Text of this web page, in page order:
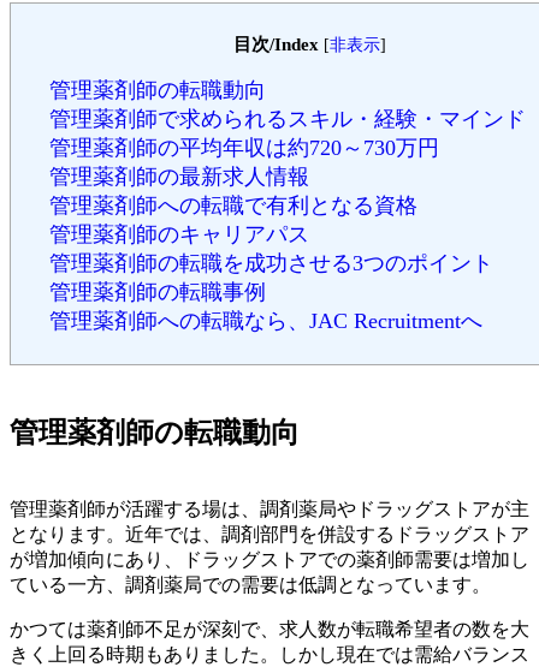
目次/Index [非表示]
管理薬剤師の転職動向
管理薬剤師で求められるスキル・経験・マインド
管理薬剤師の平均年収は約720～730万円
管理薬剤師の最新求人情報
管理薬剤師への転職で有利となる資格
管理薬剤師のキャリアパス
管理薬剤師の転職を成功させる3つのポイント
管理薬剤師の転職事例
管理薬剤師への転職なら、JAC Recruitmentへ
管理薬剤師の転職動向
管理薬剤師が活躍する場は、調剤薬局やドラッグストアが主
となります。近年では、調剤部門を併設するドラッグストア
が増加傾向にあり、ドラッグストアでの薬剤師需要は増加し
ている一方、調剤薬局での需要は低調となっています。
かつては薬剤師不足が深刻で、求人数が転職希望者の数を大
きく上回る時期もありました。しかし現在では需給バランス